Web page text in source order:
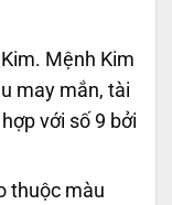
Mệnh Kim
may mắn, tài
với số 9 bởi
thuộc màu